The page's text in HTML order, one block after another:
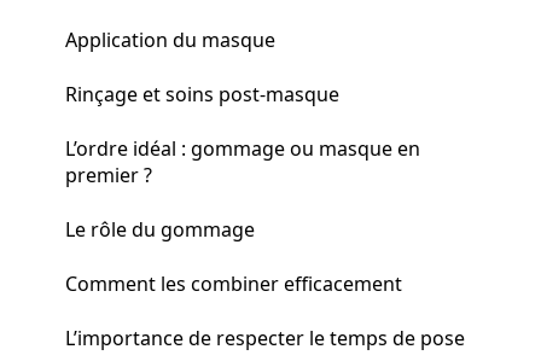
Application du masque
Rinçage et soins post-masque
L’ordre idéal : gommage ou masque en
premier ?
Le rôle du gommage
Comment les combiner efficacement
L’importance de respecter le temps de pose